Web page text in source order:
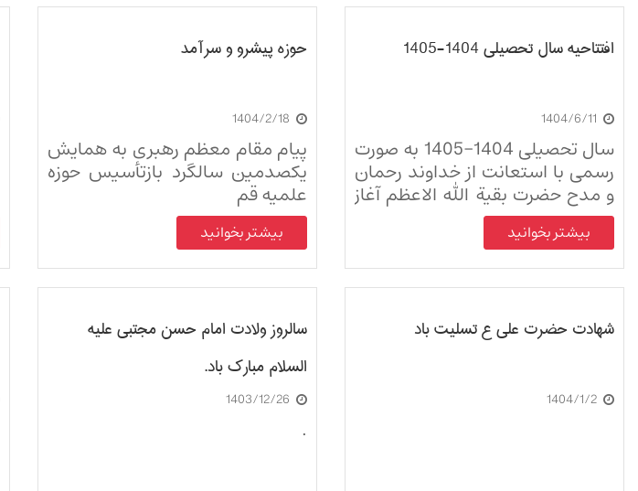
افتتاحیه سال تحصیلی 1404-1405
1404/6/11
سال تحصیلی 1404-1405 به صورت
رسمی با استعانت از خداوند رحمان
و مدح حضرت بقیة الله الاعظم آغاز
شدبیشتر بخوانید
حوزه پیشرو و سرآمد
1404/2/18
پیام مقام معظم رهبری به همایش
یکصدمین سالگرد بازتأسیس حوزه
علمیه قم
بیشتر بخوانید
شهادت حضرت علی ع تسلیت باد
1404/1/2
سالروز ولادت امام حسن مجتبی علیه
السلام مبارک باد.
1403/12/26
.